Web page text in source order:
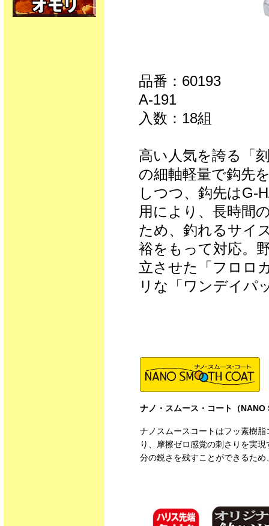
品番：60193
A-191
入数：18組
高い人気を誇る「
の細軸軽量で鈎先
しつつ、鈎先はG-
用により、長時間
ため、釣れるサイ
裕をもって対応。
立させた「フロロ
リな「ワンデイパ
ナノ・スムース・コート（NANO
ナノスムースコートはフッ素樹
り、摩擦ゼロ感覚の刺さりを実
分の鋭さを残すことができるた